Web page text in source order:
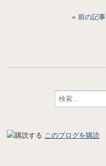
前の記事
このブログを購読